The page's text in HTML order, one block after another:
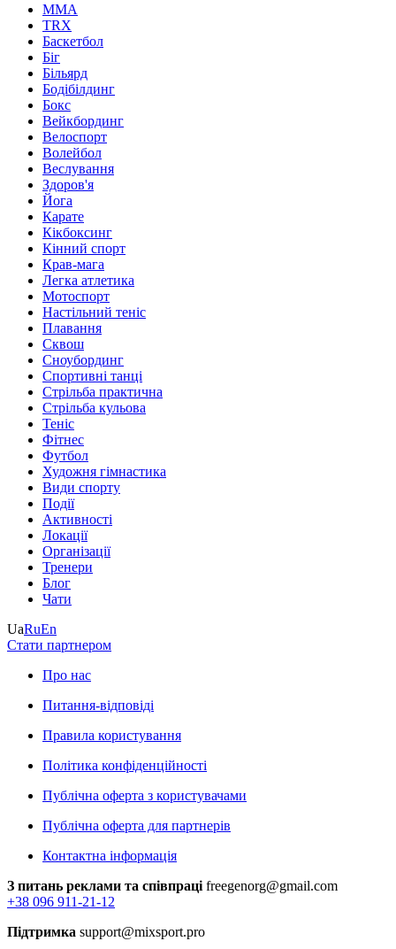
MMA
TRX
Баскетбол
Біг
Більярд
Бодібілдинг
Бокс
Вейкбординг
Велоспорт
Волейбол
Веслування
Здоров'я
Йога
Карате
Кікбоксинг
Кінний спорт
Крав-мага
Легка атлетика
Мотоспорт
Настільний теніс
Плавання
Сквош
Сноубординг
Спортивні танці
Стрільба практична
Стрільба кульова
Теніс
Фітнес
Футбол
Художня гімнастика
Види спорту
Події
Активності
Локації
Організації
Тренери
Блог
Чати
UaRuEn
Стати партнером
Про нас
Питання-відповіді
Правила користування
Політика конфіденційності
Публічна оферта з користувачами
Публічна оферта для партнерів
Контактна інформація
З питань реклами та співпраці freegenorg@gmail.com
+38 096 911-21-12
Підтримка support@mixsport.pro